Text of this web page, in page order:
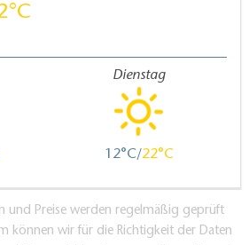
Dienstag
12 22
und Preise werden regelmäßig geprüft
können wir für die Richtigkeit der Daten